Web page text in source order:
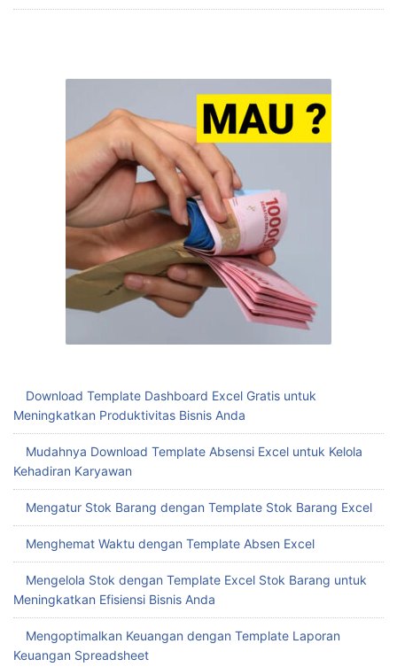
Download Template Dashboard Excel Gratis untuk
Meningkatkan Produktivitas Bisnis Anda
Mudahnya Download Template Absensi Excel untuk Kelola
Kehadiran Karyawan
Mengatur Stok Barang dengan Template Stok Barang Excel
Menghemat Waktu dengan Template Absen Excel
Mengelola Stok dengan Template Excel Stok Barang untuk
Meningkatkan Efisiensi Bisnis Anda
Mengoptimalkan Keuangan dengan Template Laporan
Keuangan Spreadsheet